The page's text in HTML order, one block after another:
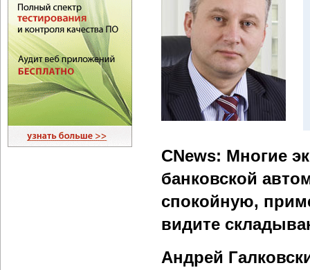
CNews: Многие
банковской
спокойную,
видите
Андрей